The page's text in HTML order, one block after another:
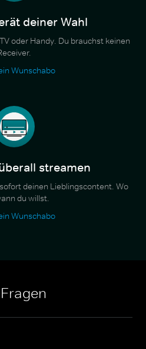
deiner Wahl
oder Handy. Du brauchst keinen
Wunschabo
streamen
deinen Lieblingscontent. Wo
du willst.
Wunschabo